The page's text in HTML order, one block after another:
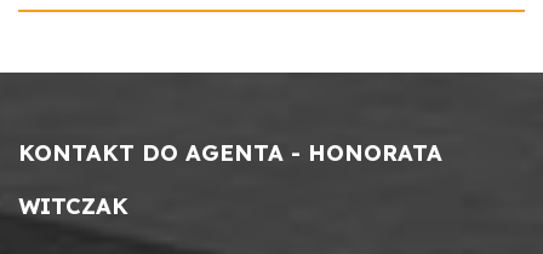
KONTAKT DO AGENTA - HONORATA
WITCZAK